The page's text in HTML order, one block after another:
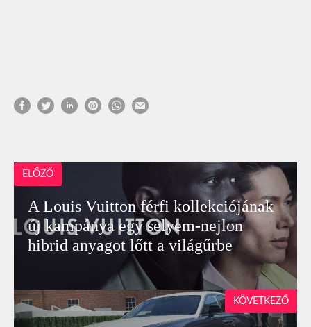
ELŐZŐ
A Louis Vuitton férfi kollekciójának
új kampánya egy selyem-nejlon
hibrid anyagot lőtt a világűrbe
KÖVETKEZŐ